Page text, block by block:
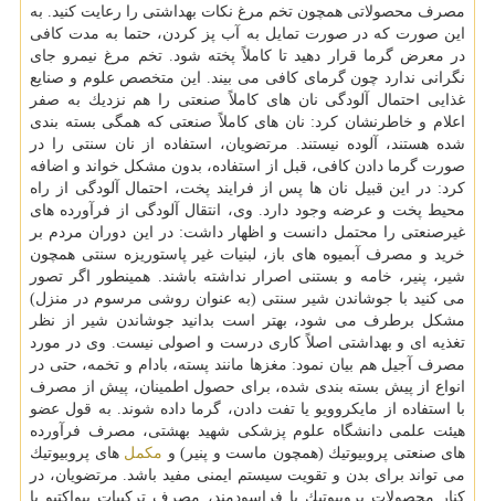
مصرف محصولاتی همچون تخم مرغ نكات بهداشتی را رعایت كنید. به
این صورت كه در صورت تمایل به آب پز كردن، حتما به مدت كافی
در معرض گرما قرار دهید تا كاملاً پخته شود. تخم مرغ نیمرو جای
نگرانی ندارد چون گرمای كافی می بیند. این متخصص علوم و صنایع
غذایی احتمال آلودگی نان های كاملاً صنعتی را هم نزدیك به صفر
اعلام و خاطرنشان كرد: نان های كاملاً صنعتی كه همگی بسته بندی
شده هستند، آلوده نیستند. مرتضویان، استفاده از نان سنتی را در
صورت گرما دادن كافی، قبل از استفاده، بدون مشكل خواند و اضافه
كرد: در این قبیل نان ها پس از فرایند پخت، احتمال آلودگی از راه
محیط پخت و عرضه وجود دارد. وی، انتقال آلودگی از فرآورده های
غیرصنعتی را محتمل دانست و اظهار داشت: در این دوران مردم بر
خرید و مصرف آبمیوه های باز، لبنیات غیر پاستوریزه سنتی همچون
شیر، پنیر، خامه و بستنی اصرار نداشته باشند. همینطور اگر تصور
می كنید با جوشاندن شیر سنتی (به عنوان روشی مرسوم در منزل)
مشكل برطرف می شود، بهتر است بدانید جوشاندن شیر از نظر
تغذیه ای و بهداشتی اصلاً كاری درست و اصولی نیست. وی در مورد
مصرف آجیل هم بیان نمود: مغزها مانند پسته، بادام و تخمه، حتی در
انواع از پیش بسته بندی شده، برای حصول اطمینان، پیش از مصرف
با استفاده از مایكروویو یا تفت دادن، گرما داده شوند. به قول عضو
هیئت علمی دانشگاه علوم پزشكی شهید بهشتی، مصرف فرآورده
های صنعتی پروبیوتیك (همچون ماست و پنیر) و مكمل های پروبیوتیك
می تواند برای بدن و تقویت سیستم ایمنی مفید باشد. مرتضویان، در
كنار محصولات پروبیوتیك یا فراسودمند، مصرف تركیبات بیواكتیو یا